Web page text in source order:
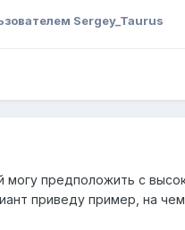
Sergey_Taurus
могу предположить с
приведу пример, на